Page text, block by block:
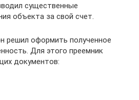
существенные
объекта за свой счет.
решил оформить полученное
Для этого преемник
документов: